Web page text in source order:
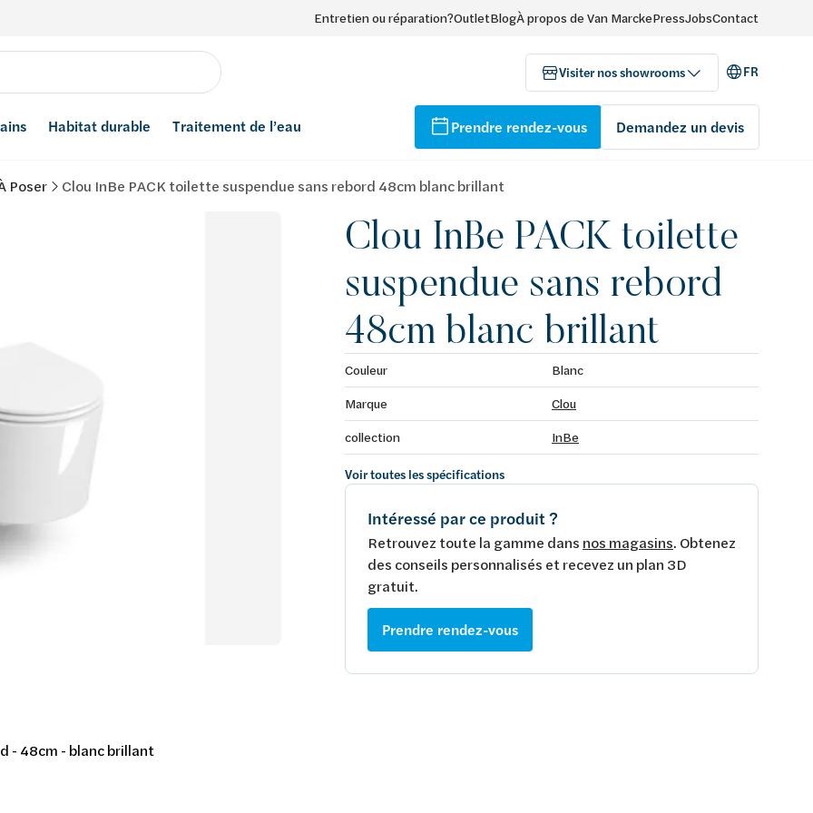
Entretien ou réparation?OutletBlogÀ propos de Van MarckePressJobsContact
Visiter nos showrooms FR
Habitat durable Traitement de l’eau Prendre rendez-vous Demandez un devis
Poser Clou InBe PACK toilette suspendue sans rebord 48cm blanc brillant
Clou InBe PACK toilette
suspendue sans rebord
48cm blanc brillant
Couleur
Blanc
Marque
Clou
collection
InBe
Voir toutes les spécifications
Intéressé par ce produit ?
Retrouvez toute la gamme dans nos magasins. Obtenez
des conseils personnalisés et recevez un plan 3D
gratuit.
Prendre rendez-vous
- 48cm - blanc brillant